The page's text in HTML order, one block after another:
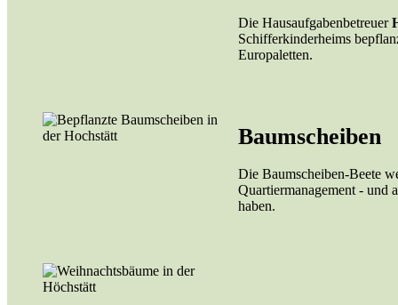
Die Hausaufgabenbetreuer
Schifferkinderheims
Europaletten.
Baumscheiben
Die Baumscheiben-Beete
Quartiermanagement - und
haben.